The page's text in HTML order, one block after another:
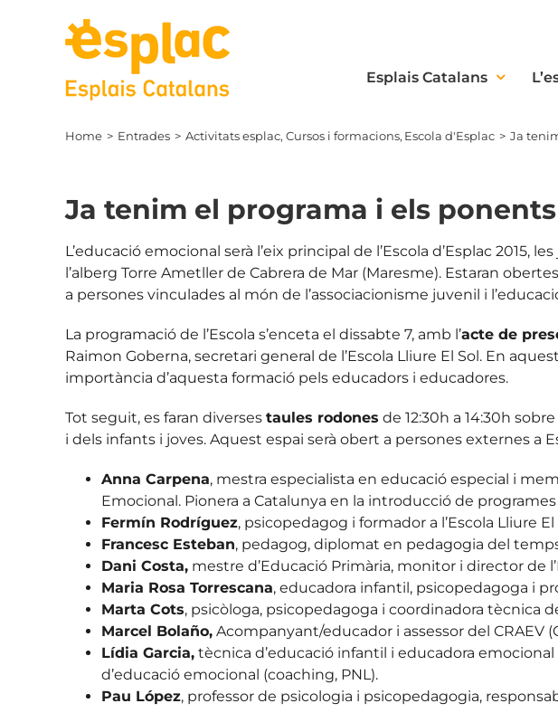
Esplais Catalans
Home Entrades Activitats esplac Cursos i formacions Escola d'Esplac Ja
Ja tenim el programa i els ponents
L’educació emocional serà l’eix principal de l’Escola d’Esplac
l’alberg Torre Ametller de Cabrera de Mar (Maresme). Estaran
a persones vinculades al món de l’associacionisme juvenil i
La programació de l’Escola s’enceta el dissabte 7, amb l’acte de
Raimon Goberna, secretari general de l’Escola Lliure El Sol. En
importància d’aquesta formació pels educadors i educadores.
Tot seguit, es faran diverses taules rodones de 12:30h a 14:30h
i dels infants i joves. Aquest espai serà obert a persones externes a
Anna Carpena, mestra especialista en educació especial i
Emocional. Pionera a Catalunya en la introducció de programes
Fermín Rodríguez, psicopedagog i formador a l’Escola Lliure
Francesc Esteban, pedagog, diplomat en pedagogia del
Dani Costa, mestre d’Educació Primària, monitor i director de
Maria Rosa Torrescana, educadora infantil, psicopedagoga i
Marta Cots, psicòloga, psicopedagoga i coordinadora tècnica
Marcel Bolaño, Acompanyant/educador i assessor del CRAEV
Lídia Garcia, tècnica d’educació infantil i educadora
d’educació emocional (coaching, PNL).
Pau López, professor de psicologia i psicopedagogia,